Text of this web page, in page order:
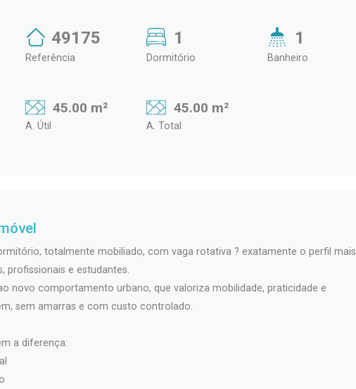
49175
Referência
1
Dormitório
1
Banheiro
45.00 m²
A. Útil
45.00 m²
A. Total
totalmente mobiliado, com vaga rotativa ? exatamente o perfil mais
profissionais e estudantes.
novo comportamento urbano, que valoriza mobilidade, praticidade e
sem amarras e com custo controlado.
a diferença: